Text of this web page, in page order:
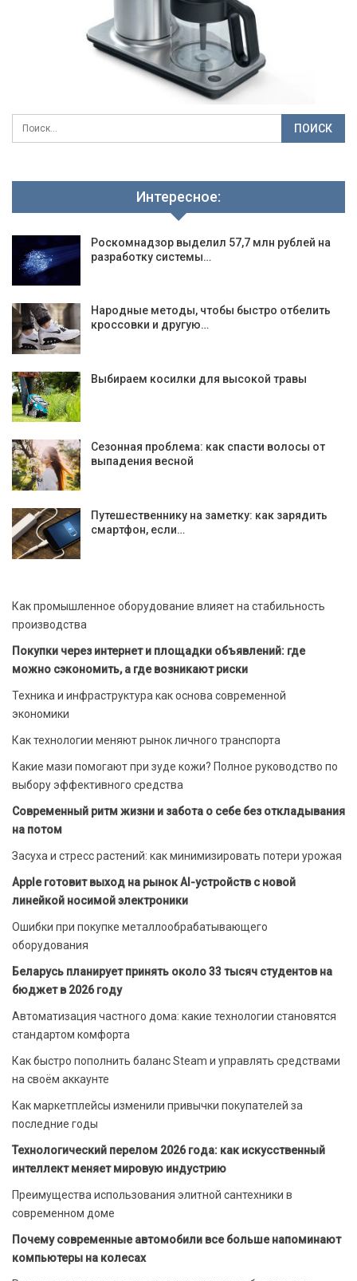
Интересное:
Роскомнадзор выделил 57,7 млн рублей на
разработку системы…
Народные методы, чтобы быстро отбелить
кроссовки и другую…
Выбираем косилки для высокой травы
Сезонная проблема: как спасти волосы от
выпадения весной
Путешественнику на заметку: как зарядить
смартфон, если…
Как промышленное оборудование влияет на стабильность
производства
Покупки через интернет и площадки объявлений: где
можно сэкономить, а где возникают риски
Техника и инфраструктура как основа современной
экономики
Как технологии меняют рынок личного транспорта
Какие мази помогают при зуде кожи? Полное руководство по
выбору эффективного средства
Современный ритм жизни и забота о себе без откладывания
на потом
Засуха и стресс растений: как минимизировать потери урожая
Apple готовит выход на рынок AI-устройств с новой
линейкой носимой электроники
Ошибки при покупке металлообрабатывающего
оборудования
Беларусь планирует принять около 33 тысяч студентов на
бюджет в 2026 году
Автоматизация частного дома: какие технологии становятся
стандартом комфорта
Как быстро пополнить баланс Steam и управлять средствами
на своём аккаунте
Как маркетплейсы изменили привычки покупателей за
последние годы
Технологический перелом 2026 года: как искусственный
интеллект меняет мировую индустрию
Преимущества использования элитной сантехники в
современном доме
Почему современные автомобили все больше напоминают
компьютеры на колесах